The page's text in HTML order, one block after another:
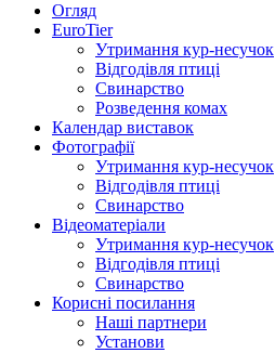
Огляд
EuroTier
Утримання кур-несучок
Відгодівля птиці
Свинарство
Розведення комах
Календар виставок
Фотографії
Утримання кур-несучок
Відгодівля птиці
Свинарство
Відеоматеріали
Утримання кур-несучок
Відгодівля птиці
Свинарство
Корисні посилання
Наші партнери
Установи